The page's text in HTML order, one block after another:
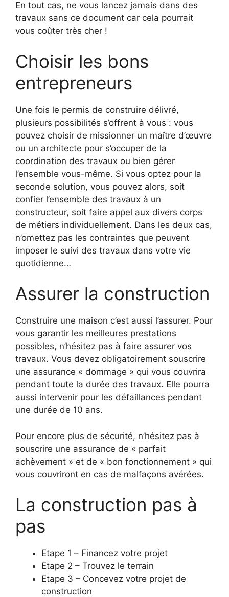
En tout cas, ne vous lancez jamais dans des
travaux sans ce document car cela pourrait
vous coûter très cher !
Choisir les bons
entrepreneurs
Une fois le permis de construire délivré,
plusieurs possibilités s’offrent à vous : vous
pouvez choisir de missionner un maître d’œuvre
ou un architecte pour s’occuper de la
coordination des travaux ou bien gérer
l’ensemble vous-même. Si vous optez pour la
seconde solution, vous pouvez alors, soit
confier l’ensemble des travaux à un
constructeur, soit faire appel aux divers corps
de métiers individuellement. Dans les deux cas,
n’omettez pas les contraintes que peuvent
imposer le suivi des travaux dans votre vie
quotidienne…
Assurer la construction
Construire une maison c’est aussi l’assurer. Pour
vous garantir les meilleures prestations
possibles, n’hésitez pas à faire assurer vos
travaux. Vous devez obligatoirement souscrire
une assurance « dommage » qui vous couvrira
pendant toute la durée des travaux. Elle pourra
aussi intervenir pour les défaillances pendant
une durée de 10 ans.
Pour encore plus de sécurité, n’hésitez pas à
souscrire une assurance de « parfait
achèvement » et de « bon fonctionnement » qui
vous couvriront en cas de malfaçons avérées.
La construction pas à
pas
Etape 1 – Financez votre projet
Etape 2 – Trouvez le terrain
Etape 3 – Concevez votre projet de
construction